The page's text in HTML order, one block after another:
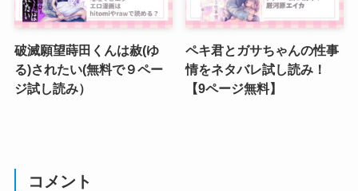
破滅願望蒔田くんは赦(ゆ
る)されたい(無料で９ペー
ジ試し読み）
ペキ君とガサちゃんの性事
情をネタバレ試し読み！
【9ページ無料】
コメント